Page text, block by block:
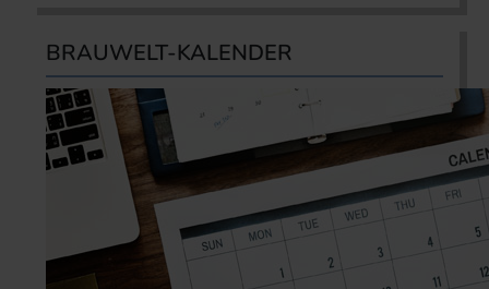
BRAUWELT-KALENDER